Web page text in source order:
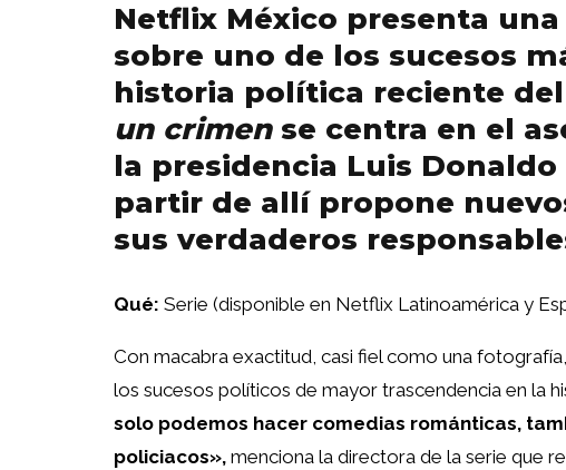
Netflix México presenta
sobre uno de los sucesos
historia política reciente
un crimense centra en el
la presidencia Luis Donaldo
partir de allí propone
sus verdaderos
Qué: Serie (disponible en Netflix Latinoamérica y
Con macabra exactitud, casi fiel como una
los sucesos políticos de mayor trascendencia en la
solo podemos hacer comedias románticas,
policiacos», menciona la directora de la serie que